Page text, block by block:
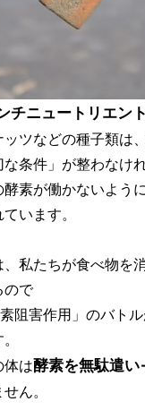
チニュートリエント
ツなどの種子類は
条件」が整わなけ
素が働かないよう
います。
私たちが食べ物を
ので
阻害作用」のバト
体は酵素を無駄遣
ん。